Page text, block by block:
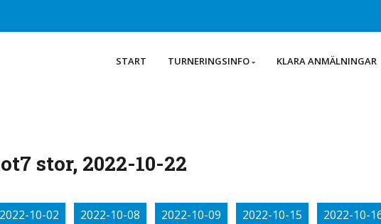
START TURNERINGSINFO KLARA ANMÄLNINGAR
stor, 2022-10-22
2022-10-02 2022-10-08 2022-10-09 2022-10-15 2022-10-